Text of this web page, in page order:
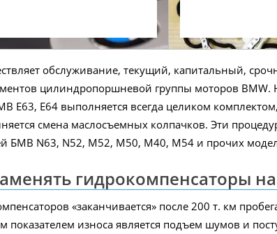
обслуживание, текущий, капитальный,
цилиндропоршневой группы моторов
E63, E64 выполняется всегда целиком
смена маслосъемных колпачков. Эти
БМВ N63, N52, М52, М50, М40, М54 и прочих
гидрокомпенсаторы на
«заканчивается» после 200 т. км
износа является подъем шумов и